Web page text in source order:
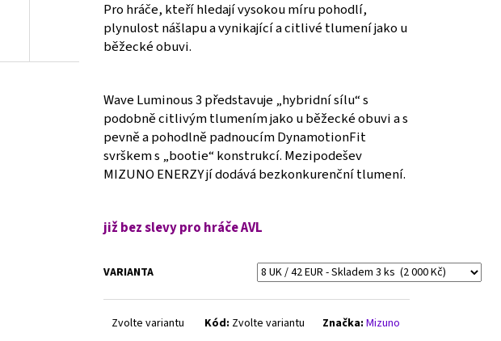
Pro hráče, kteří hledají vysokou míru pohodlí,
plynulost nášlapu a vynikající a citlivé tlumení jako u
běžecké obuvi.
Wave Luminous 3 představuje „hybridní sílu“ s
podobně citlivým tlumením jako u běžecké obuvi a s
pevně a pohodlně padnoucím DynamotionFit
svrškem s „bootie“ konstrukcí. Mezipodešev
MIZUNO ENERZY jí dodává bezkonkurenční tlumení.
již bez slevy pro hráče AVL
VARIANTA
Zvolte variantu Kód: Zvolte variantu Značka: Mizuno